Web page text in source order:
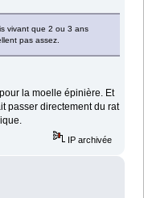
vivant que 2 ou 3 ans
pas assez.
la moelle épinière. Et
passer directement du rat
IP archivée